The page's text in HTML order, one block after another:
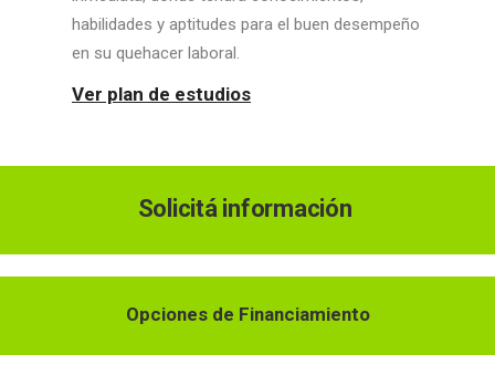
habilidades y aptitudes para el buen desempeño
en su quehacer laboral.
Ver plan de estudios
Solicitá información
Opciones de Financiamiento